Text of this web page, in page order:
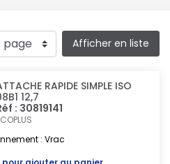
Afficher en liste
RAPIDE SIMPLE ISO
12,7
: 30819141
: Vrac